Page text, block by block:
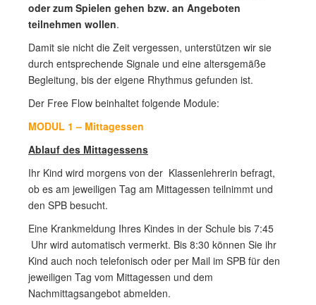
oder zum Spielen gehen bzw. an Angeboten
teilnehmen wollen.
Damit sie nicht die Zeit vergessen, unterstützen wir sie
durch entsprechende Signale und eine altersgemäße
Begleitung, bis der eigene Rhythmus gefunden ist.
Der Free Flow beinhaltet folgende Module:
MODUL 1 – Mittagessen
Ablauf des Mittagessens
Ihr Kind wird morgens von der Klassenlehrerin befragt,
ob es am jeweiligen Tag am Mittagessen teilnimmt und
den SPB besucht.
Eine Krankmeldung Ihres Kindes in der Schule bis 7:45
Uhr wird automatisch vermerkt. Bis 8:30 können Sie ihr
Kind auch noch telefonisch oder per Mail im SPB für den
jeweiligen Tag vom Mittagessen und dem
Nachmittagsangebot abmelden.